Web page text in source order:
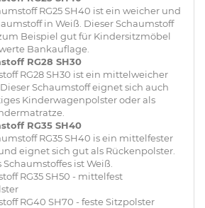
RG25 SH40 ist ein weicher und
in Weiß. Dieser Schaumstoff
Beispiel gut für Kindersitzmöbel
Bankauflage.
RG28 SH30
RG28 SH30 ist ein mittelweicher
Schaumstoff eignet sich auch
Kinderwagenpolster oder als
RG35 SH40
RG35 SH40 is ein mittelfester
eignet sich gut als Rückenpolster.
Schaumstoffes ist Weiß.
RG35 SH50 - mittelfest
RG40 SH70 - feste Sitzpolster